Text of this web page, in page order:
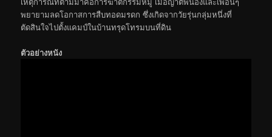
พยายามลดโอกาสการสืบทอดมรดก ซึ่งเกิดจากวัยรุ่นกลุ่มหนึ่งที่
ตัดสินใจไปตั้งแคมป์ในบ้านทรุดโทรมบนที่ดิน
ตัวอย่างหนัง